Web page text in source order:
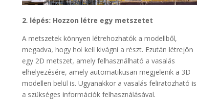
2. lépés: Hozzon létre egy metszetet
A metszetek könnyen létrehozhatók a modellből,
megadva, hogy hol kell kivágni a részt. Ezután létrejön
egy 2D metszet, amely felhasználható a vasalás
elhelyezésére, amely automatikusan megjelenik a 3D
modellen belül is. Ugyanakkor a vasalás feliratozható is
a szükséges információk felhasználásával.